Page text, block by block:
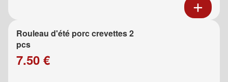
Rouleau d'été porc crevettes 2
pcs
7.50 €